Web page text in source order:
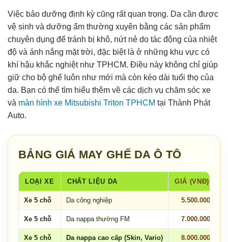
Việc bảo dưỡng định kỳ cũng rất quan trọng. Da cần được
vệ sinh và dưỡng ẩm thường xuyên bằng các sản phẩm
chuyên dụng để tránh bị khô, nứt nẻ do tác động của nhiệt
độ và ánh nắng mặt trời, đặc biệt là ở những khu vực có
khí hậu khắc nghiệt như TPHCM. Điều này không chỉ giúp
giữ cho bộ ghế luôn như mới mà còn kéo dài tuổi thọ của
da. Bạn có thể tìm hiểu thêm về các dịch vụ chăm sóc xe
và màn hình xe Mitsubishi Triton TPHCM tại Thành Phát
Auto.
BẢNG GIÁ MAY GHẾ DA Ô TÔ
LOẠI XE CHẤT LIỆU DA GIÁ (VNĐ)
Xe 5 chỗ Da công nghiệp 5.500.000
Xe 5 chỗ Da nappa thường FM 7.000.000
Xe 5 chỗ Da nappa cao cấp (Skin, Vario) 8.000.000